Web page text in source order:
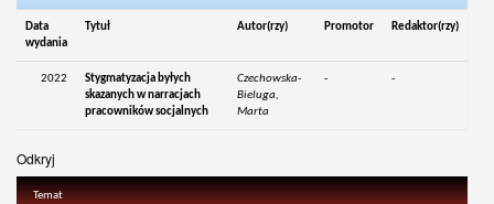
Data
wydania
Tytuł Autor(rzy) Promotor Redaktor(rzy)
2022
Stygmatyzacja byłych
skazanych w narracjach
pracowników socjalnych
Czechowska-
Bieluga,
Marta
- -
Odkryj
Temat